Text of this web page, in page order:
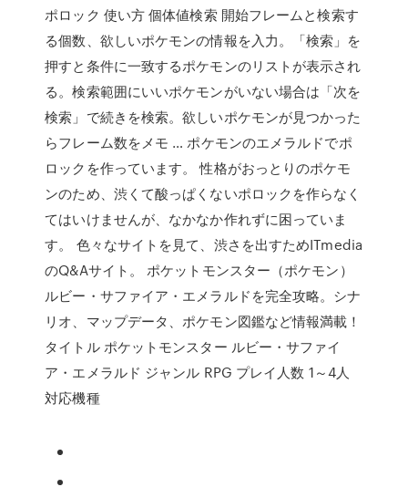
ポロック 使い方 個体値検索 開始フレームと検索す
る個数、欲しいポケモンの情報を入力。「検索」を
押すと条件に一致するポケモンのリストが表示され
る。検索範囲にいいポケモンがいない場合は「次を
検索」で続きを検索。欲しいポケモンが見つかった
らフレーム数をメモ … ポケモンのエメラルドでポ
ロックを作っています。 性格がおっとりのポケモ
ンのため、渋くて酸っぱくないポロックを作らなく
てはいけませんが、なかなか作れずに困っていま
す。 色々なサイトを見て、渋さを出すためITmedia
のQ&Aサイト。 ポケットモンスター（ポケモン）
ルビー・サファイア・エメラルドを完全攻略。シナ
リオ、マップデータ、ポケモン図鑑など情報満載！
タイトル ポケットモンスター ルビー・サファイ
ア・エメラルド ジャンル RPG プレイ人数 1～4人
対応機種